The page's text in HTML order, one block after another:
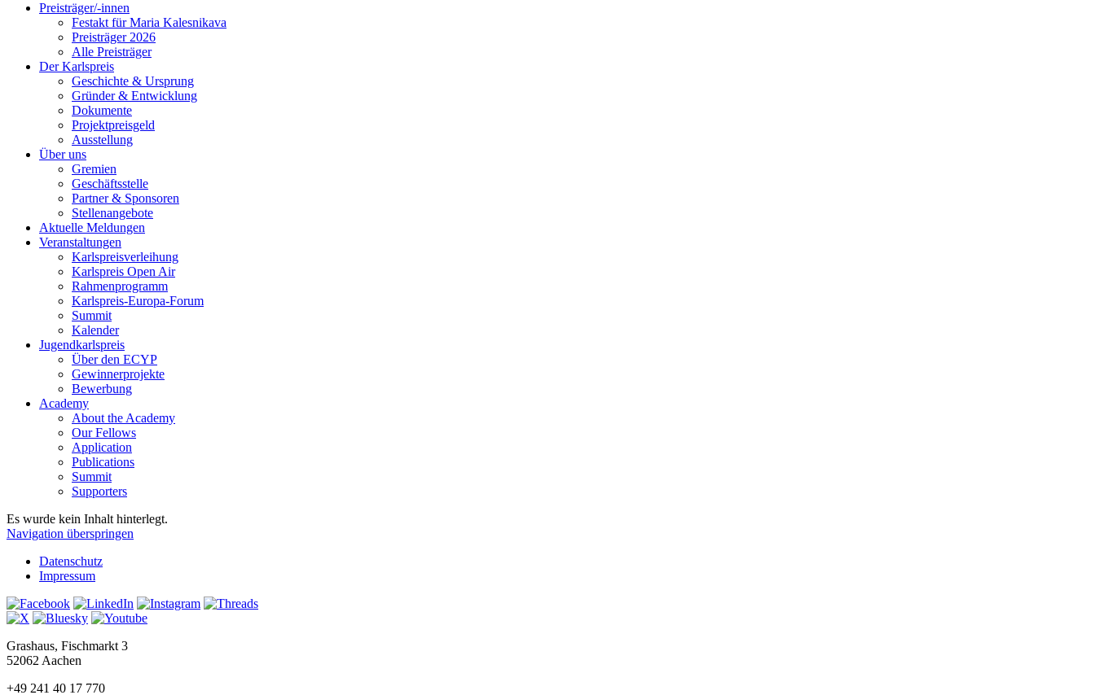
Preisträger/-innen
Festakt für Maria Kalesnikava
Preisträger 2026
Alle Preisträger
Der Karlspreis
Geschichte & Ursprung
Gründer & Entwicklung
Dokumente
Projektpreisgeld
Ausstellung
Über uns
Gremien
Geschäftsstelle
Partner & Sponsoren
Stellenangebote
Aktuelle Meldungen
Veranstaltungen
Karlspreisverleihung
Karlspreis Open Air
Rahmenprogramm
Karlspreis-Europa-Forum
Summit
Kalender
Jugendkarlspreis
Über den ECYP
Gewinnerprojekte
Bewerbung
Academy
About the Academy
Our Fellows
Application
Publications
Summit
Supporters
Es wurde kein Inhalt hinterlegt.
Navigation überspringen
Datenschutz
Impressum
Grashaus, Fischmarkt 3
52062 Aachen
+49 241 40 17 770